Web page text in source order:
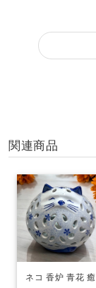
関連商品
ネコ 香炉 青花 癒